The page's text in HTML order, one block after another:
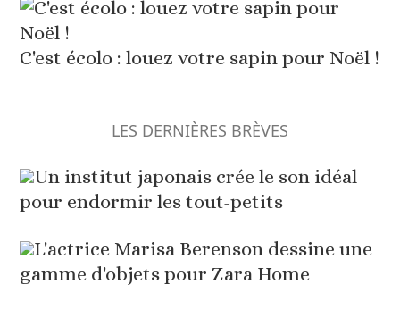
C'est écolo : louez votre sapin pour Noël !
LES DERNIÈRES BRÈVES
Un institut japonais crée le son idéal
pour endormir les tout-petits
L'actrice Marisa Berenson dessine une
gamme d'objets pour Zara Home